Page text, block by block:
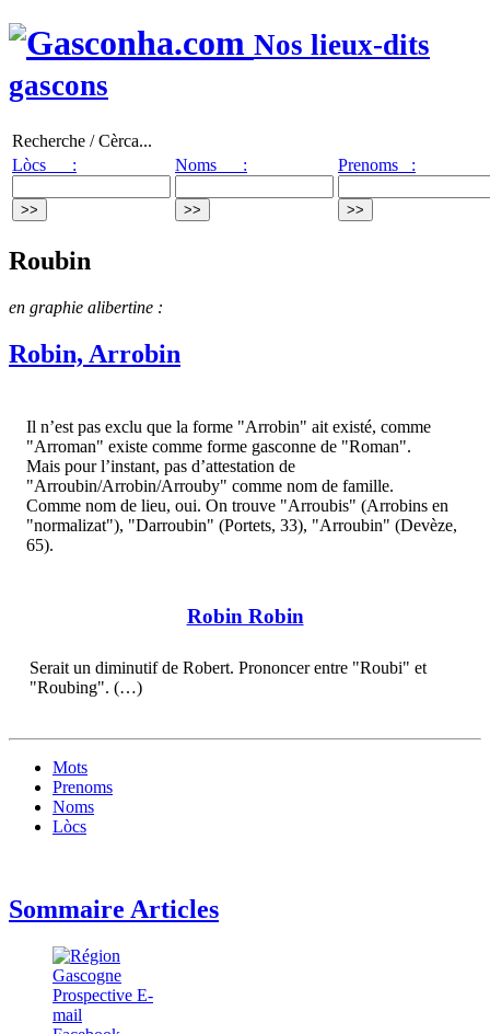
Nos lieux-dits
gascons
Recherche / Cèrca...
Lòcs :
Noms : Prenoms :
Roubin
en graphie alibertine :
Robin, Arrobin
Il n’est pas exclu que la forme "Arrobin" ait existé, comme
"Arroman" existe comme forme gasconne de "Roman".
Mais pour l’instant, pas d’attestation de
"Arroubin/Arrobin/Arrouby" comme nom de famille.
Comme nom de lieu, oui. On trouve "Arroubis" (Arrobins en
"normalizat"), "Darroubin" (Portets, 33), "Arroubin" (Devèze,
65).
Robin Robin
Serait un diminutif de Robert. Prononcer entre "Roubi" et
"Roubing". (…)
Mots
Prenoms
Noms
Lòcs
Sommaire Articles